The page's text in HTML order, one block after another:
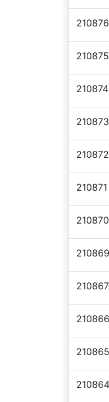
210876
210875
210874
210873
210872
210871
210870
210869
210867
210866
210865
210864